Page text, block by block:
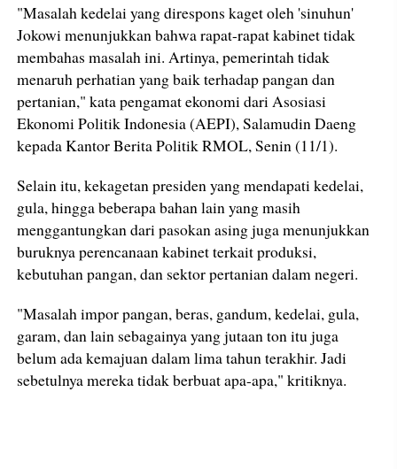
"Masalah kedelai yang direspons kaget oleh 'sinuhun'
Jokowi menunjukkan bahwa rapat-rapat kabinet tidak
membahas masalah ini. Artinya, pemerintah tidak
menaruh perhatian yang baik terhadap pangan dan
pertanian," kata pengamat ekonomi dari Asosiasi
Ekonomi Politik Indonesia (AEPI), Salamudin Daeng
kepada Kantor Berita Politik RMOL, Senin (11/1).
Selain itu, kekagetan presiden yang mendapati kedelai,
gula, hingga beberapa bahan lain yang masih
menggantungkan dari pasokan asing juga menunjukkan
buruknya perencanaan kabinet terkait produksi,
kebutuhan pangan, dan sektor pertanian dalam negeri.
"Masalah impor pangan, beras, gandum, kedelai, gula,
garam, dan lain sebagainya yang jutaan ton itu juga
belum ada kemajuan dalam lima tahun terakhir. Jadi
sebetulnya mereka tidak berbuat apa-apa," kritiknya.